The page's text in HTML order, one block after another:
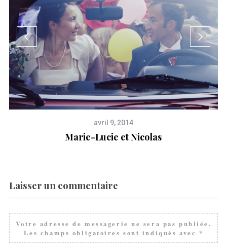
avril 9, 2014
Marie-Lucie et Nicolas
Laisser un commentaire
Votre adresse de messagerie ne sera pas publiée.
Les champs obligatoires sont indiqués avec *